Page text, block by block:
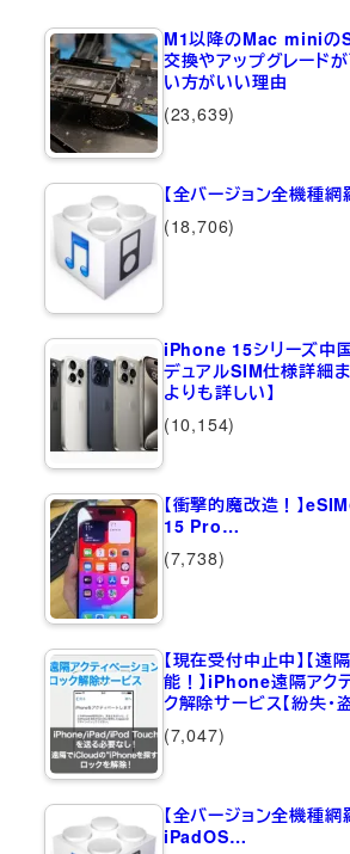
M1以降のMac miniの
交換やアップグレード
い方がいい理由
(23,639)
【全バージョン全機種
(18,706)
iPhone 15シリーズ中
デュアルSIM仕様詳細
よりも詳しい】
(10,154)
【衝撃的魔改造！】
15 Pro…
(7,738)
【現在受付中止中】【遠
能！】iPhone遠隔アク
ク解除サービス【紛失・
(7,047)
【全バージョン全機種
iPadOS…